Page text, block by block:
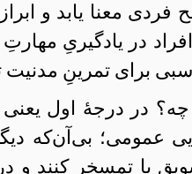
معنا یابد و
در یادگیریِ
برای تمرینِ
چه؟ در درجهٔ اول
عمومی؛ بی‌آن‌که
یا تمسخر کنند و